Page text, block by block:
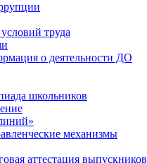
труда
о деятельности ДО
школьников
механизмы
аттестация выпускников